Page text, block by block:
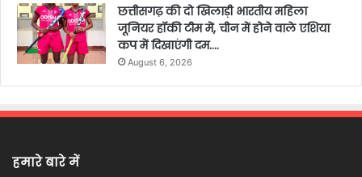
छत्तीसगढ़ की दो खिलाड़ी भारतीय महिला
जूनियर हॉकी टीम में, चीन में होने वाले एशिया
कप में दिखाएंगी दम….
August 6, 2026
हमारे बारे में